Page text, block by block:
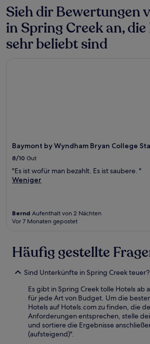
zusätzliche
Bedingungen
gelten.
Sieh dir Bewertungen
in Spring Creek an, die
sehr beliebt sind
Baymont by Wyndham Bryan College
8/10 Gut
"Es ist wofür man bezahlt. Es ist saubere. "
Weniger
Bernd Aufenthalt von 2 Nächten
Vor 7 Monaten gepostet
Häufig gestellte
Sind Unterkünfte in Spring Creek teuer?
Es gibt in Spring Creek tolle Hotels ab
für jede Art von Budget. Um die
Hotels auf Hotels.com zu finden, die
Anforderungen entsprechen, stelle
und sortiere die Ergebnisse
(aufsteigend)".